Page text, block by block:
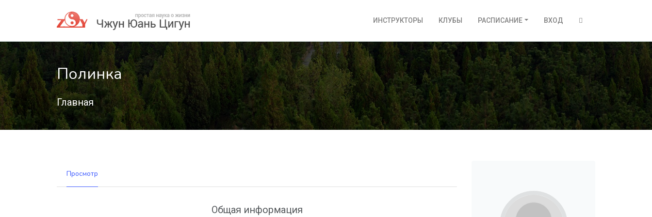
ИНСТРУКТОРЫ КЛУБЫ РАСПИСАНИЕ ВХОД
Полинка
Главная
Просмотр
Общая информация